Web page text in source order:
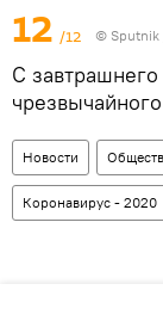
12 /12 ©
С
Новости
Коронавирус - 2020